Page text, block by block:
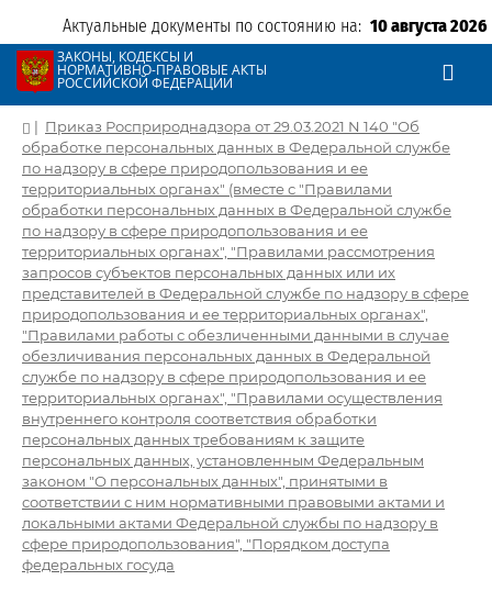
Актуальные документы по состоянию на: 10 августа 2026
ЗАКОНЫ, КОДЕКСЫ И
НОРМАТИВНО-ПРАВОВЫЕ АКТЫ
РОССИЙСКОЙ ФЕДЕРАЦИИ
| Приказ Росприроднадзора от 29.03.2021 N 140 "Об
обработке персональных данных в Федеральной службе
по надзору в сфере природопользования и ее
территориальных органах" (вместе с "Правилами
обработки персональных данных в Федеральной службе
по надзору в сфере природопользования и ее
территориальных органах", "Правилами рассмотрения
запросов субъектов персональных данных или их
представителей в Федеральной службе по надзору в сфере
природопользования и ее территориальных органах",
"Правилами работы с обезличенными данными в случае
обезличивания персональных данных в Федеральной
службе по надзору в сфере природопользования и ее
территориальных органах", "Правилами осуществления
внутреннего контроля соответствия обработки
персональных данных требованиям к защите
персональных данных, установленным Федеральным
законом "О персональных данных", принятыми в
соответствии с ним нормативными правовыми актами и
локальными актами Федеральной службы по надзору в
сфере природопользования", "Порядком доступа
федеральных госуда